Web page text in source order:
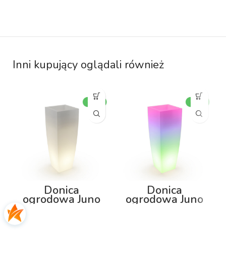
Inni kupujący oglądali również
Donica
ogrodowa Juno
podświetleniem
Donica
ogrodowa Juno